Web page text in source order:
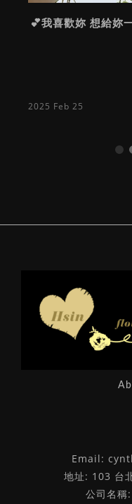
💕我喜歡妳 想給妳
2025 Feb 25
Email:
地址: 103 台
公司名稱